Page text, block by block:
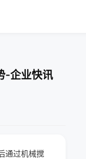
-企业快讯
通过机械搅